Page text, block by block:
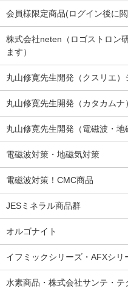
会員様限定商品(ログイン後に閲
株式会社neten（ロゴストロン
ます）
丸山修寛先生開発（クスリエ）
丸山修寛先生開発（カタカムナ
丸山修寛先生開発（電磁波・地
電磁波対策・地磁気対策
電磁波対策！CMC商品
JESミネラル商品群
オルゴナイト
イフミックシリーズ・AFXシリ
水素商品・株式会社サンテ・テ